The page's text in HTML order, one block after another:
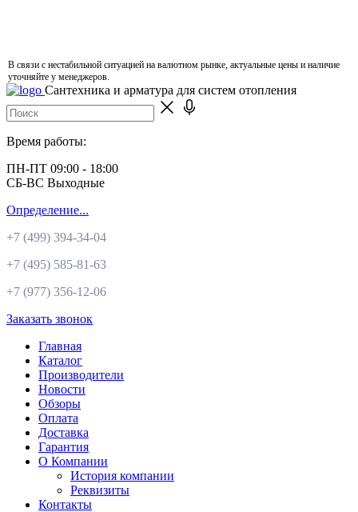
В связи с нестабильной ситуацией на валютном рынке, актуальные цены и наличие
уточняйте у менеджеров.
Сантехника и арматура для систем отопления
Время работы:
ПН-ПТ 09:00 - 18:00
СБ-ВС Выходные
Определение...
+7 (499) 394-34-04
+7 (495) 585-81-63
+7 (977) 356-12-06
Заказать звонок
Главная
Каталог
Производители
Новости
Обзоры
Оплата
Доставка
Гарантия
О Компании
История компании
Реквизиты
Контакты